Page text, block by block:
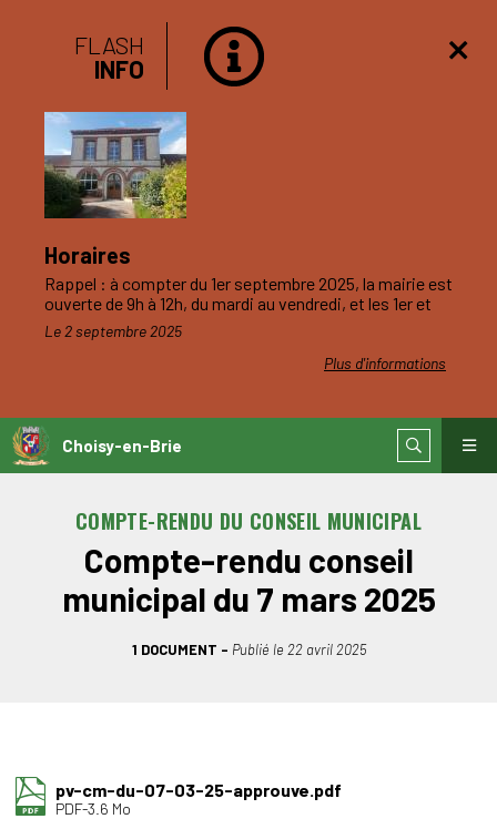
FLASH
INFO
Horaires
Plus d'informations
Rappel : à compter du 1er septembre 2025, la mairie est
ouverte de 9h à 12h, du mardi au vendredi, et les 1er et
3ème samedis du mois.
Le 2 septembre 2025
Choisy-en-Brie
COMPTE-RENDU DU CONSEIL MUNICIPAL
Compte-rendu conseil
municipal du 7 mars 2025
1 DOCUMENT Publié le 22 avril 2025
pv-cm-du-07-03-25-approuve.pdf
PDF-3.6 Mo